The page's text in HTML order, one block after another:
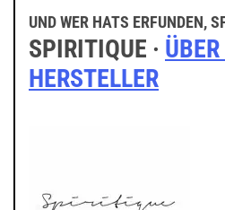
UND WER HATS ERFUNDEN,
SPIRITIQUE ·
HERSTELLER